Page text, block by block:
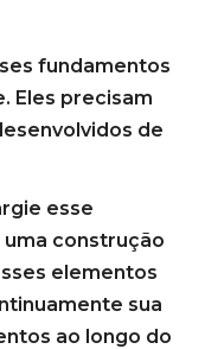
fundamentos
Eles precisam
de
esse
construção
elementos
sua
ao longo do